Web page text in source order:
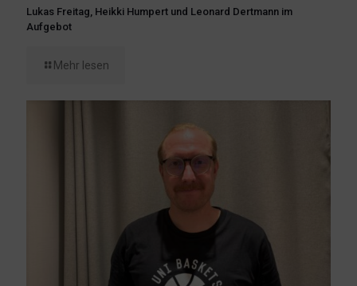
Lukas Freitag, Heikki Humpert und Leonard Dertmann im
Aufgebot
Mehr lesen